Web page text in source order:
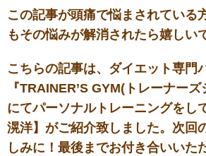
この記事が頭痛で悩まされている
もその悩みが解消されたら嬉しい
こちらの記事は、ダイエット専門
『TRAINER’S GYM(トレーナー
にてパーソナルトレーニングをし
滉洋】がご紹介致しました。 次回
しみに！最後までお付き合いいた